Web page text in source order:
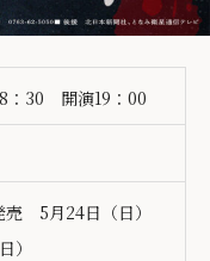
：30 開演19：00
売 5月24日（日）
）